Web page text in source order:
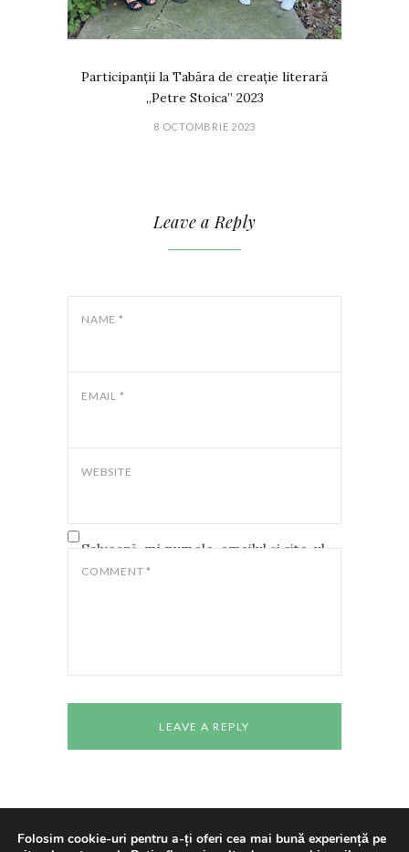
Participanții la Tabăra de creație literară
„Petre Stoica” 2023
8 OCTOMBRIE 2023
Leave a Reply
NAME *
EMAIL *
WEBSITE
Salvează-mi numele, emailul și site-ul
web în acest navigator pentru data
COMMENT *
Folosim cookie-uri pentru a-ți oferi cea mai bună experiență pe